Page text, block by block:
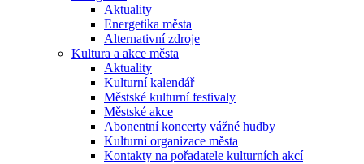
Aktuality
Energetika města
Alternativní zdroje
Kultura a akce města
Aktuality
Kulturní kalendář
Městské kulturní festivaly
Městské akce
Abonentní koncerty vážné hudby
Kulturní organizace města
Kontakty na pořadatele kulturních akcí